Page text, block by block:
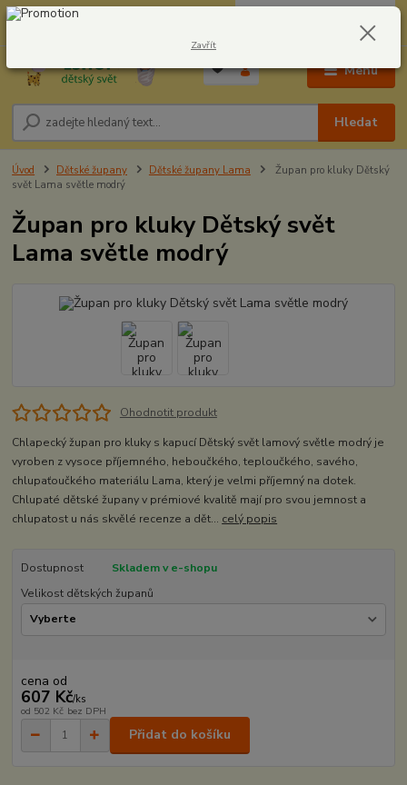
Menu
Hledat
604278943 0,00 Kč
Úvod Dětské župany Dětské župany Lama
Župan pro kluky Dětský
svět Lama světle modrý
Župan pro kluky Dětský svět
Lama světle modrý
Ohodnotit produkt
Chlapecký župan pro kluky s kapucí Dětský svět lamový světle modrý je
vyroben z vysoce příjemného, heboučkého, teploučkého, savého,
chlupaťoučkého materiálu Lama, který je velmi příjemný na dotek.
Chlupaté dětské župany v prémiové kvalitě mají pro svou jemnost a
chlupatost u nás skvělé recenze a dět... celý popis
Dostupnost
Skladem v e-shopu
Velikost dětských županů
cena od
607 Kč/ks
od 502 Kč bez DPH
Přidat do košíku
Zavřít